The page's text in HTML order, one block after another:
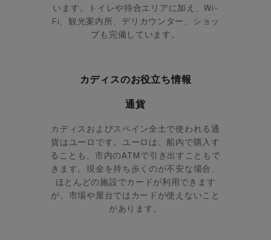
います。トイレや待合エリアに加え、Wi-
Fi、観光案内所、デリカウンター、ショッ
プも完備しています。
カディスのお役立ち情報
通貨
カディスおよびスペイン全土で使われる通
貨はユーロです。ユーロは、船内で購入す
ることも、市内のATMで引き出すこともで
きます。現金を持ち歩くのが不安な場合、
ほとんどの施設でカードが利用できます
が、市場や屋台ではカードが使えないこと
があります。